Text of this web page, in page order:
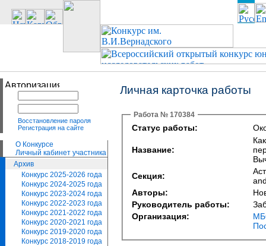
Восстановление пароля
Регистрация на сайте
О Конкурсе
Личный кабинет участника
Архив
Конкурс 2025-2026 года
Конкурс 2024-2025 года
Конкурс 2023-2024 года
Конкурс 2022-2023 года
Конкурс 2021-2022 года
Конкурс 2020-2021 года
Конкурс 2019-2020 года
Конкурс 2018-2019 года
Личная карточка работы
Работа № 170384
Статус работы:
Название:
Секция:
Авторы:
Руководитель работы:
Организация: